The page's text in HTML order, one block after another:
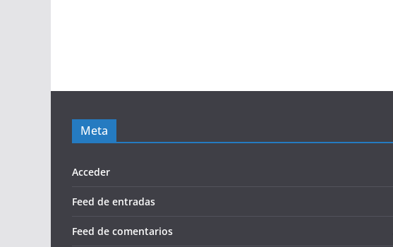
Meta
Acceder
Feed de entradas
Feed de comentarios